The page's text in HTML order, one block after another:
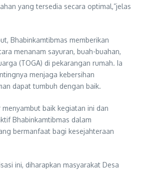
yang tersedia secara optimal,”jelas
Bhabinkamtibmas memberikan
menanam sayuran, buah-buahan,
(TOGA) di pekarangan rumah. Ia
menjaga kebersihan
dapat tumbuh dengan baik.
baik kegiatan ini dan
Bhabinkamtibmas dalam
bermanfaat bagi kesejahteraan
ini, diharapkan masyarakat Desa